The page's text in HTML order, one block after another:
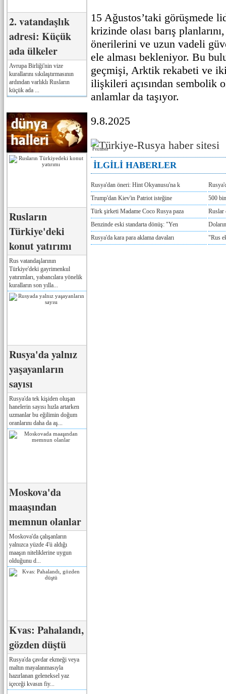
2. vatandaşlık
adresi: Küçük
ada ülkeler
Avrupa Birliği'nin vize
kurallarını sıkılaştırmasının
ardından varlıklı Rusların
küçük ada ...
Rusların
Türkiye'deki
konut yatırımı
Rus vatandaşlarının
Türkiye'deki gayrimenkul
yatırımları, yabancılara yönelik
kuralların son yılla...
Rusya'da yalnız
yaşayanların
sayısı
Rusya'da tek kişiden oluşan
hanelerin sayısı hızla artarken
uzmanlar bu eğilimin doğum
oranlarını daha da aş...
Moskova'da
maaşından
memnun olanlar
Moskova'da çalışanların
yalnızca yüzde 4'ü aldığı
maaşın niteliklerine uygun
olduğunu d...
Kvas: Pahalandı,
gözden düştü
Rusya'da çavdar ekmeği veya
maltın mayalanmasıyla
hazırlanan geleneksel yaz
içeceği kvasın fiy...
15 Ağustos’taki görüşmede
krizinde olası barış
önerilerini ve uzun vadeli
ele alması bekleniyor. Bu
geçmişi, Arktik rekabeti ve
ilişkileri açısından sembolik
anlamlar da taşıyor.
9.8.2025
Реклама
İLGİLİ HABERLER
Rusya'dan öneri: Hint Okyanusu'na k
Trump'dan Kiev'in Patriot isteğine
500
Türk şirketi Madame Coco Rusya paza
Ruslar
Benzinde eski standarta dönüş: "Yen
Rusya'da kara para aklama davaları
"Rus